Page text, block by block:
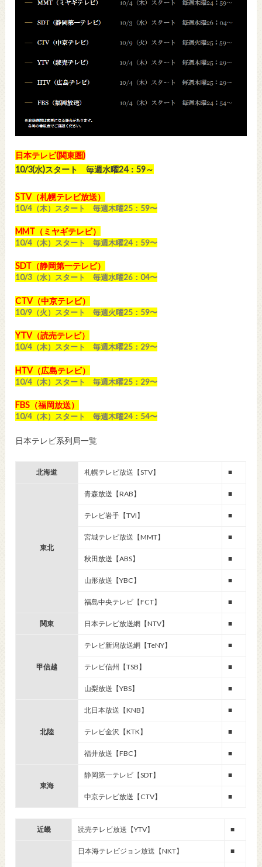
日本テレビ(関東圏)
10/3(水)スタート 毎週水曜24：59～
STV（札幌テレビ放送）
10/4（木）スタート 毎週木曜25：59〜
MMT（ミヤギテレビ）
10/4（木）スタート 毎週木曜24：59〜
SDT（静岡第一テレビ）
10/3（水）スタート 毎週水曜26：04〜
CTV（中京テレビ）
10/9（火）スタート 毎週火曜25：59〜
YTV（読売テレビ）
10/4（木）スタート 毎週木曜25：29〜
HTV（広島テレビ）
10/4（木）スタート 毎週木曜25：29〜
FBS（福岡放送）
10/4（木）スタート 毎週木曜24：54〜
日本テレビ系列局一覧
北海道 札幌テレビ放送【STV】 ■
東北
青森放送【RAB】 ■
テレビ岩手【TVI】 ■
宮城テレビ放送【MMT】 ■
秋田放送【ABS】 ■
山形放送【YBC】 ■
福島中央テレビ【FCT】 ■
関東 日本テレビ放送網【NTV】 ■
甲信越
テレビ新潟放送網【TeNY】 ■
テレビ信州【TSB】 ■
山梨放送【YBS】 ■
北陸
北日本放送【KNB】 ■
テレビ金沢【KTK】 ■
福井放送【FBC】 ■
東海
静岡第一テレビ【SDT】 ■
中京テレビ放送【CTV】 ■
近畿 読売テレビ放送【YTV】 ■
日本海テレビジョン放送【NKT】 ■